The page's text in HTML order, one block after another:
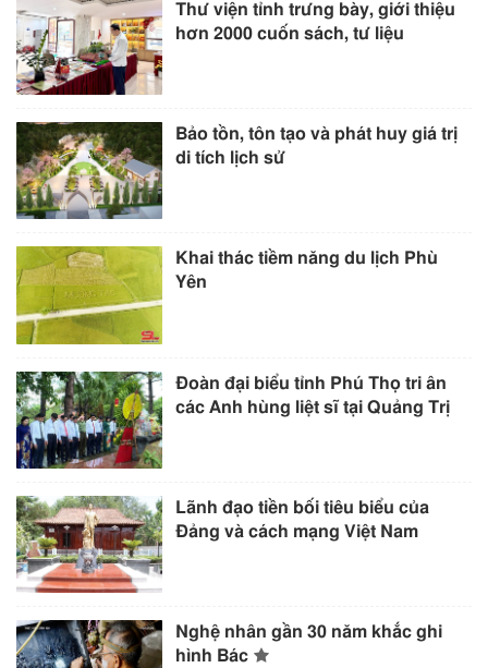
Thư viện tỉnh trưng bày, giới thiệu
hơn 2000 cuốn sách, tư liệu
Bảo tồn, tôn tạo và phát huy giá trị
di tích lịch sử
Khai thác tiềm năng du lịch Phù
Yên
Đoàn đại biểu tỉnh Phú Thọ tri ân
các Anh hùng liệt sĩ tại Quảng Trị
Lãnh đạo tiền bối tiêu biểu của
Đảng và cách mạng Việt Nam
Nghệ nhân gần 30 năm khắc ghi
hình Bác